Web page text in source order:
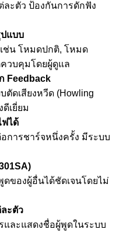
ะตัว ป้องกันการดักฟัง
แบบ
ช่น โหมดปกติ, โหมด
วบคุมโดยผู้ดูแล
Feedback
ตัดเสียงหวีด (Howling
เยี่ยม
ฟได้
การชาร์จหนึ่งครั้ง มีระบบ
ดของผู้อื่นได้ชัดเจนโดยไม่
ะตัว
และแสดงชื่อผู้พูดในระบบ